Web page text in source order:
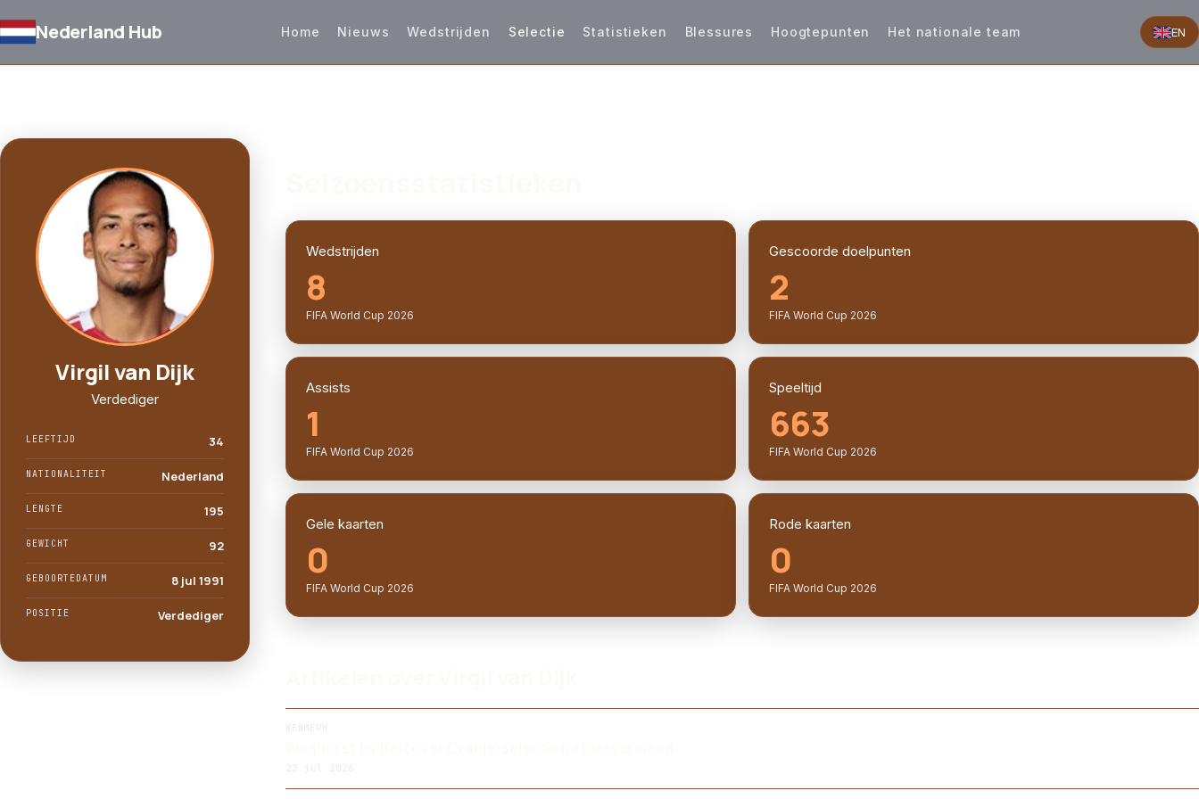
Nederland Hub Home Nieuws Wedstrijden Selectie Statistieken Blessures Hoogtepunten Het nationale team EN
Virgil van Dijk
Verdediger
LEEFTIJD 34
NATIONALITEIT Nederland
LENGTE 195
GEWICHT 92
GEBOORTEDATUM 8 jul 1991
POSITIE Verdediger
Wedstrijden
8
FIFA World Cup 2026
Gescoorde doelpunten
2
FIFA World Cup 2026
Assists
1
FIFA World Cup 2026
Speeltijd
663
FIFA World Cup 2026
Gele kaarten
0
FIFA World Cup 2026
Rode kaarten
0
FIFA World Cup 2026